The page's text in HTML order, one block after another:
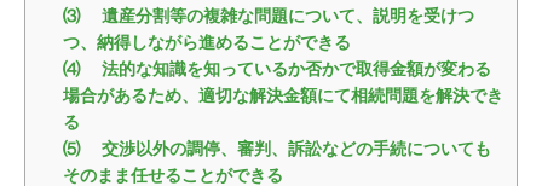
⑶ 遺産分割等の複雑な問題について、説明を受けつ
つ、納得しながら進めることができる
⑷ 法的な知識を知っているか否かで取得金額が変わる
場合があるため、適切な解決金額にて相続問題を解決でき
る
⑸ 交渉以外の調停、審判、訴訟などの手続についても
そのまま任せることができる